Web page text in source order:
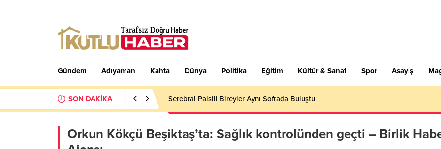
Gündem Adıyaman Kahta Dünya Politika Eğitim Kültür & Sanat Spor Asayiş
SON DAKİKA Serebral Palsili Bireyler Aynı Sofrada Buluştu
Orkun Kökçü Beşiktaş’ta: Sağlık kontrolünden geçti – Birlik